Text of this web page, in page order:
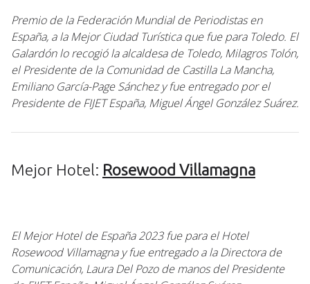
Premio de la Federación Mundial de Periodistas en
España, a la Mejor Ciudad Turística que fue para Toledo. El
Galardón lo recogió la alcaldesa de Toledo, Milagros Tolón,
el Presidente de la Comunidad de Castilla La Mancha,
Emiliano García-Page Sánchez y fue entregado por el
Presidente de FIJET España, Miguel Ángel González Suárez.
Mejor Hotel: Rosewood Villamagna
El Mejor Hotel de España 2023 fue para el Hotel
Rosewood Villamagna y fue entregado a la Directora de
Comunicación, Laura Del Pozo de manos del Presidente